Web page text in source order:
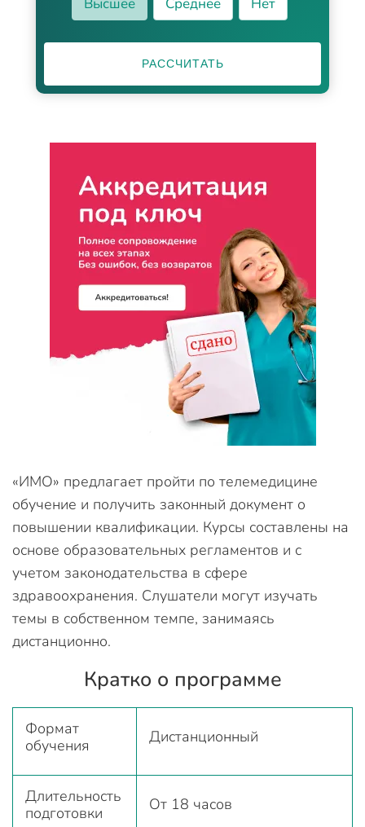
РАССЧИТАТЬ
«ИМО» предлагает пройти по телемедицине
обучение и получить законный документ о
повышении квалификации. Курсы составлены на
основе образовательных регламентов и с
учетом законодательства в сфере
здравоохранения. Слушатели могут изучать
темы в собственном темпе, занимаясь
дистанционно.
Кратко о программе
Формат
обучения
Дистанционный
Длительность
подготовки
От 18 часов